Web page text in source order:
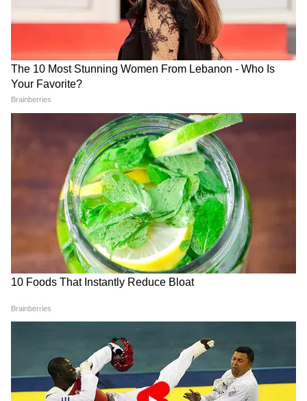
राजनीति को एक नए मोड़ पर ले जा रही हैं। एक तरफ
मिसाइलों और ड्रोन का बढ़ता जखीरा क्षेत्रीय देशों की चिंता
बढ़ा रहा है, वहीं दूसरी तरफ परमाणु समझौते की
संभावनाएं तनाव कम करने का रास्ता भी खोल सकती हैं।
आने वाले महीनों में यह साफ होगा कि मध्य पूर्व हथियारों
की नई दौड़ की ओर बढ़ता है या फिर कूटनीति के जरिए
स्थिरता की दिशा में कदम रखता है।
यह भी पढ़ें:Middle Class Income Idea: खाली
पड़ी छत से कमाई! 5G टावर लगवाकर हर महीने
कितनी हो सकती है इनकम?